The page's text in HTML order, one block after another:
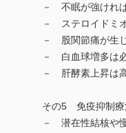
－ 不眠が強けれ
－ ステロイドミ
－ 股関節痛が生
－ 白血球増多は
－ 肝酵素上昇は
その5 免疫抑制療
－ 潜在性結核や